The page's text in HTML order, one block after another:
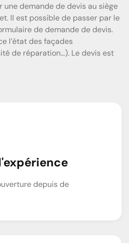
demande de devis au siège
Il est possible de passer par le
de demande de devis.
l’état des façades
de réparation…). Le devis est
depuis de